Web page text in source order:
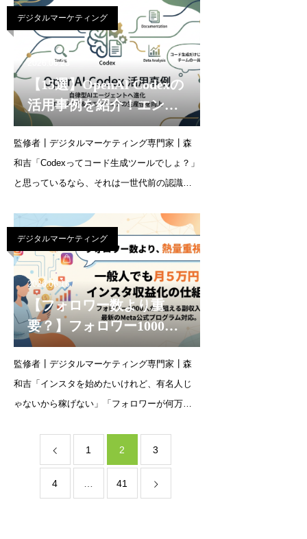
と悩んでいませんか？生成AIの進化により、
動画編集未経験者
デジタルマーケティング
2026.06.23
【15選】OpenAI Codexの
活用事例を紹介！エンジ
ニアから非エンジニアま
で生産性を上げる方法を
解説
監修者┃デジタルマーケティング専門家┃森
和吉「Codexってコード生成ツールでしょ？」
と思っているなら、それは一世代前の認識で
Codexは、指示を受けてから実装・テスト・修
正まで自律的に進める「AIエージェント」と
して生
デジタルマーケティング
2026.06.16
【フォロワー数より重
要？】フォロワー1000人
の一般人でもインスタで
月5万円を稼ぐ仕組みを解
説
監修者┃デジタルマーケティング専門家┃森
和吉「インスタを始めたいけれど、有名人じ
ゃないから稼げない」「フォロワーが何万人
やり方次第で月5万円の副収入は十分に狙えま
す。本記事で
1 2 3
4 41